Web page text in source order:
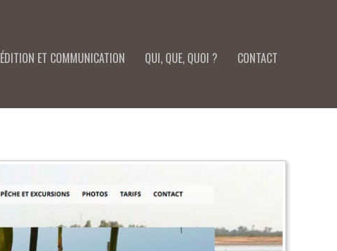
ÉDITION ET COMMUNICATION QUI, QUE, QUOI ? CONTACT